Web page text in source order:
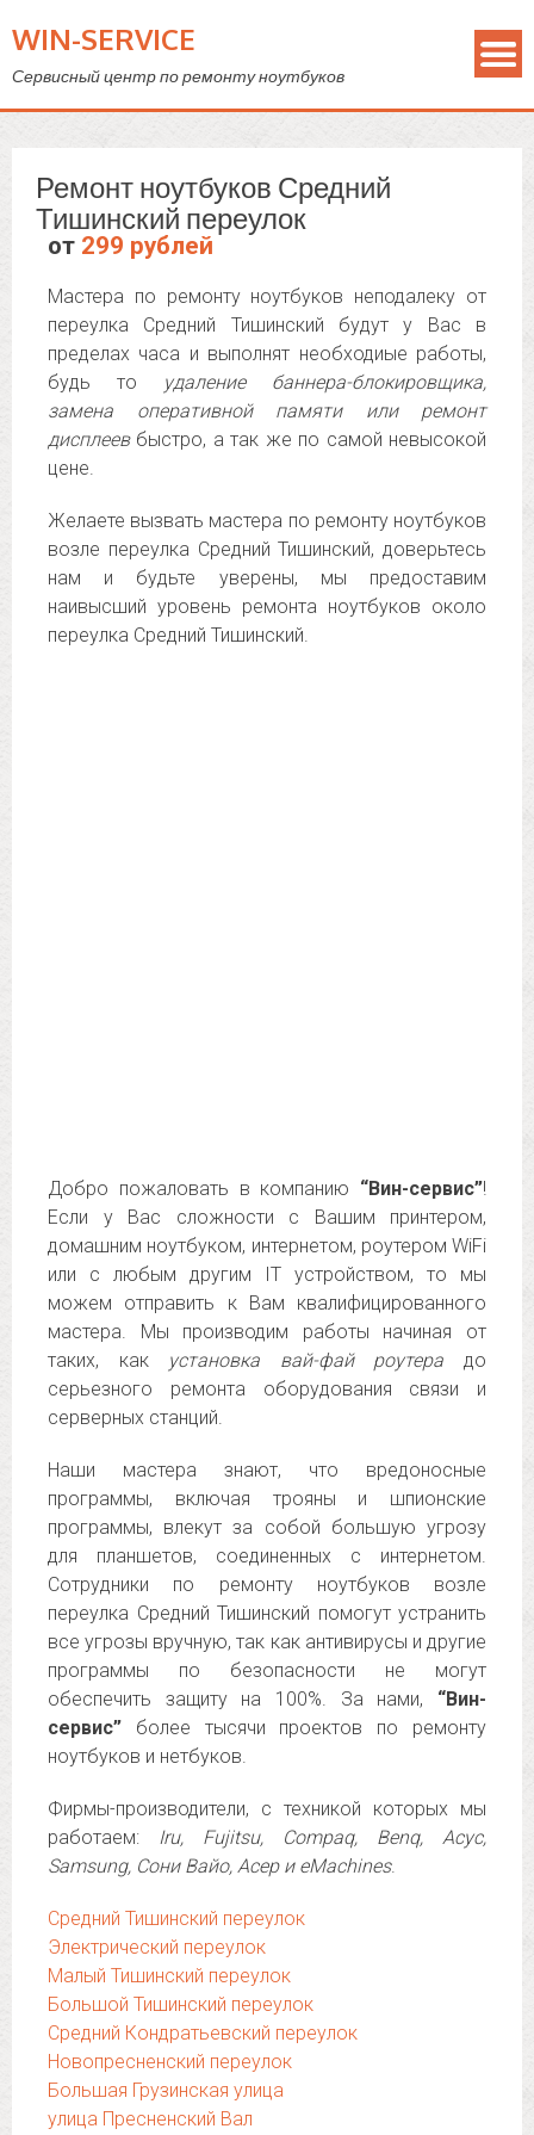
WIN-SERVICE
Сервисный центр по ремонту ноутбуков
Ремонт ноутбуков Средний
Тишинский переулок
от 299 рублей
Мастера по ремонту ноутбуков неподалеку от
переулка Средний Тишинский будут у Вас в
пределах часа и выполнят необходиые работы,
будь то
удаление баннера-блокировщика,
замена оперативной памяти или ремонт
дисплеевбыстро, а так же по самой невысокой
цене.
Желаете вызвать мастера по ремонту ноутбуков
возле переулка Средний Тишинский, доверьтесь
нам и будьте уверены, мы предоставим
наивысший уровень ремонта ноутбуков около
переулка Средний Тишинский.
Добро пожаловать в компанию “Вин-сервис”!
Если у Вас сложности с Вашим принтером,
домашним ноутбуком, интернетом, роутером WiFi
или с любым другим IT устройством, то мы
можем отправить к Вам квалифицированного
мастера. Мы производим работы начиная от
таких, как установка вай-фай роутера до
серьезного ремонта оборудования связи и
серверных станций.
Наши мастера знают, что вредоносные
программы, включая трояны и шпионские
программы, влекут за собой большую угрозу
для планшетов, соединенных с интернетом.
Сотрудники по ремонту ноутбуков возле
переулка Средний Тишинский помогут устранить
все угрозы вручную, так как антивирусы и другие
программы по безопасности не могут
обеспечить защиту на 100%. За нами, “Вин-
сервис” более тысячи проектов по ремонту
ноутбуков и нетбуков.
Фирмы-производители, с техникой которых мы
работаем: Iru, Fujitsu, Compaq, Benq, Асус,
Samsung, Сони Вайо, Асер и eMachines.
Средний Тишинский переулок
Электрический переулок
Малый Тишинский переулок
Большой Тишинский переулок
Средний Кондратьевский переулок
Новопресненский переулок
Большая Грузинская улица
улица Пресненский Вал